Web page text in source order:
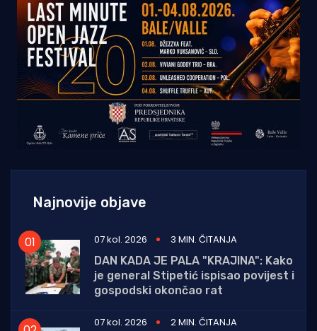
Najnovije objave
07 kol. 2026
3 MIN. ČITANJA
DAN KADA JE PALA "KRAJINA": Kako
je general Stipetić ispisao povijest i
gospodski okončao rat
07 kol. 2026
2 MIN. ČITANJA